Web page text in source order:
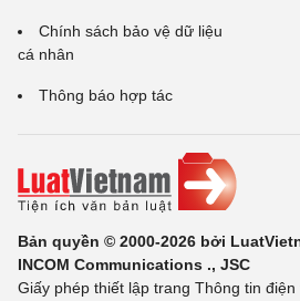
Chính sách bảo vệ dữ liệu
cá nhân
Thông báo hợp tác
Bản quyền © 2000-2026 bởi
INCOM Communications ., JSC
Giấy phép thiết lập trang Thông tin